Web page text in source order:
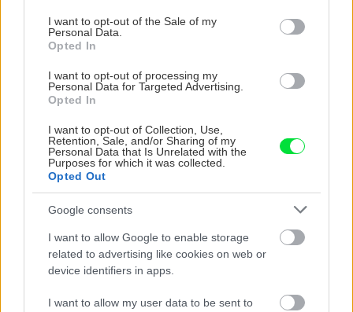
consent section.
I want to opt-out of the Sale of my
Personal Data.
Opted In
I want to opt-out of processing my
Personal Data for Targeted Advertising.
Opted In
I want to opt-out of Collection, Use,
Retention, Sale, and/or Sharing of my
Personal Data that Is Unrelated with the
Purposes for which it was collected.
Opted Out
Google consents
I want to allow Google to enable storage
related to advertising like cookies on web or
device identifiers in apps.
I want to allow my user data to be sent to
ktoré dodajú vášmu
záhonu celosezónny
šmrnc
ktoré slnko svieti celý
Nemusí to byť len
levanduľa! 7 fialových
krások, ktoré rozžiaria
vašu záhradu
Môže aspirín zachrániť
ochabnuté izbové
rastliny? Pravda vás